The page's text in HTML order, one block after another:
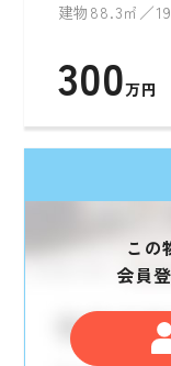
建物88.3㎡／
300万円
この
会員